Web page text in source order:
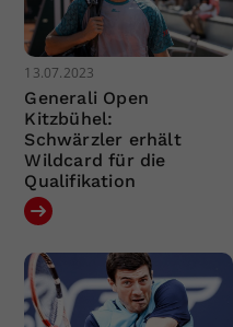
13.07.2023
Generali Open
Kitzbühel:
Schwärzler erhält
Wildcard für die
Qualifikation